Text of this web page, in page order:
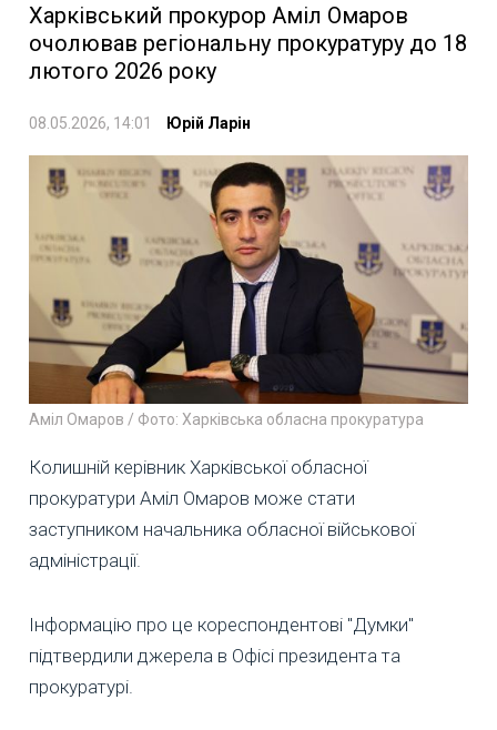
Харківський прокурор Аміл Омаров
очолював регіональну прокуратуру до 18
лютого 2026 року
08.05.2026, 14:01 Юрій Ларін
Аміл Омаров / Фото: Харківська обласна прокуратура
Колишній керівник Харківської обласної
прокуратури Аміл Омаров може стати
заступником начальника обласної військової
адміністрації.
Інформацію про це кореспондентові "Думки"
підтвердили джерела в Офісі президента та
прокуратурі.